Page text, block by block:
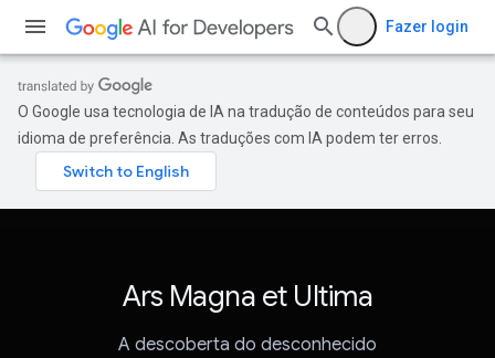
Fazer login
O Google usa tecnologia de IA na tradução de conteúdos para seu
idioma de preferência. As traduções com IA podem ter erros.
Ars Magna et Ultima
A descoberta do desconhecido